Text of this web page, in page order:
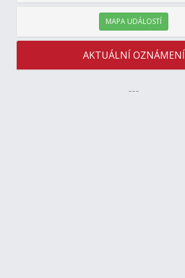
MAPA UDÁLOSTÍ
AKTUÁLNÍ OZNÁMENÍ
---